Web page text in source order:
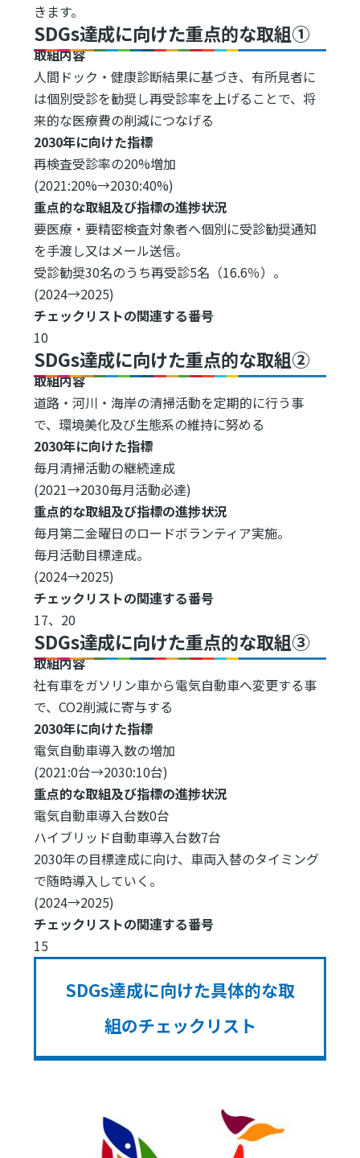
きます。
SDGs達成に向けた重点的な取組①
取組内容
人間ドック・健康診断結果に基づき、有所見者に
は個別受診を勧奨し再受診率を上げることで、将
来的な医療費の削減につなげる
2030年に向けた指標
再検査受診率の20%増加
(2021:20%→2030:40%)
重点的な取組及び指標の進捗状況
要医療・要精密検査対象者へ個別に受診勧奨通知
を手渡し又はメール送信。
受診勧奨30名のうち再受診5名（16.6％）。
(2024→2025)
チェックリストの関連する番号
10
SDGs達成に向けた重点的な取組②
取組内容
道路・河川・海岸の清掃活動を定期的に行う事
で、環境美化及び生態系の維持に努める
2030年に向けた指標
毎月清掃活動の継続達成
(2021→2030毎月活動必達)
重点的な取組及び指標の進捗状況
毎月第二金曜日のロードボランティア実施。
毎月活動目標達成。
(2024→2025)
チェックリストの関連する番号
17、20
SDGs達成に向けた重点的な取組③
取組内容
社有車をガソリン車から電気自動車へ変更する事
で、CO2削減に寄与する
2030年に向けた指標
電気自動車導入数の増加
(2021:0台→2030:10台)
重点的な取組及び指標の進捗状況
電気自動車導入台数0台
ハイブリッド自動車導入台数7台
2030年の目標達成に向け、車両入替のタイミング
で随時導入していく。
(2024→2025)
チェックリストの関連する番号
15
SDGs達成に向けた具体的な取
組のチェックリスト